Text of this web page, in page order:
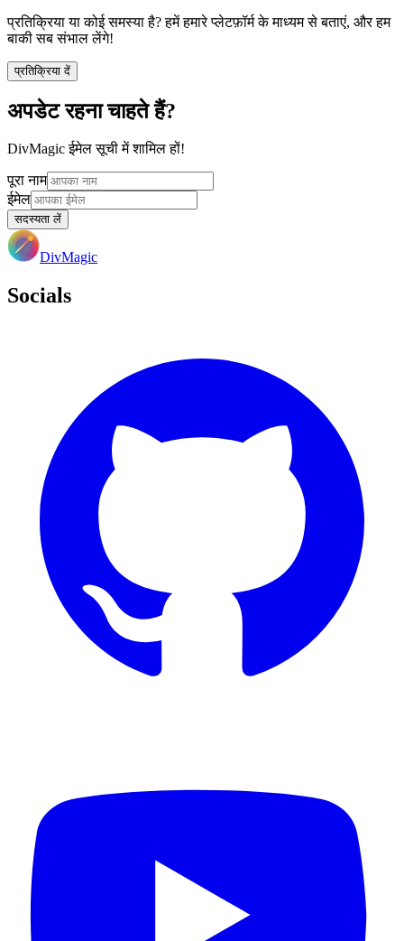
प्रतिक्रिया या कोई समस्या है? हमें हमारे प्लेटफ़ॉर्म के माध्यम से बताएं, और हम
बाकी सब संभाल लेंगे!
प्रतिक्रिया दें
अपडेट रहना चाहते हैं?
DivMagic ईमेल सूची में शामिल हों!
पूरा नाम
ईमेल
सदस्यता लें
DivMagic
Socials